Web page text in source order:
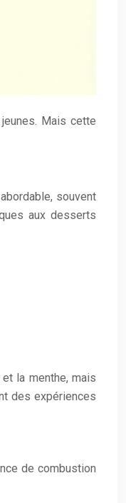
Mais cette
souvent
aux desserts
la menthe, mais
des expériences
de combustion